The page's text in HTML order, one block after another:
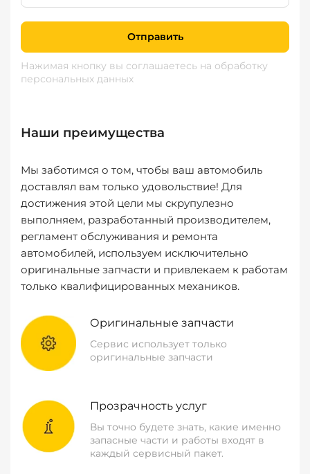
Отправить
Нажимая кнопку вы соглашаетесь на обработку
персональных данных
Наши преимущества
Мы заботимся о том, чтобы ваш автомобиль
доставлял вам только удовольствие! Для
достижения этой цели мы скрупулезно
выполняем, разработанный производителем,
регламент обслуживания и ремонта
автомобилей, используем исключительно
оригинальные запчасти и привлекаем к работам
только квалифицированных механиков.
Оригинальные запчасти
Сервис использует только
оригинальные запчасти
Прозрачность услуг
Вы точно будете знать, какие именно
запасные части и работы входят в
каждый сервисный пакет.